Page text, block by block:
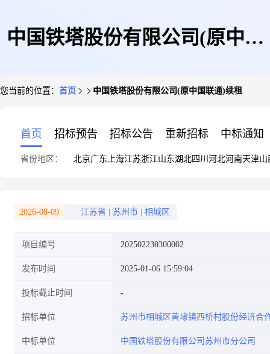
中国铁塔股份有限公司(原中国
您当前的位置： 首页 中国铁塔股份有限公司(原中国联通)续租
首页 招标预告 招标公告 重新招标 中标通知
省份地区： 北京广东 上海江苏浙江山东湖北四川 河北河南天津山
2026-08-09 江苏省 苏州市 相城区
项目编号 202502230300002
发布时间 2025-01-06 15:59:04
投标截止时间
招标单位 苏州市相城区黄埭镇西桥村股份经济合
中标单位 中国铁塔股份有限公司苏州市分公司